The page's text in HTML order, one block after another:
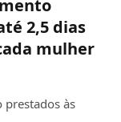
2,5 dias
mulher
prestados às